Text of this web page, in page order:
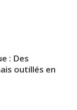
: Des
outillés en